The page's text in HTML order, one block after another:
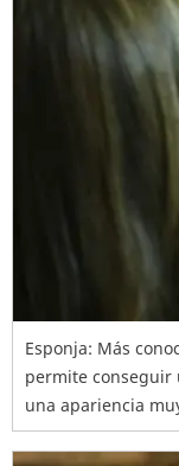
Esponja: Más
permite conseguir
una apariencia